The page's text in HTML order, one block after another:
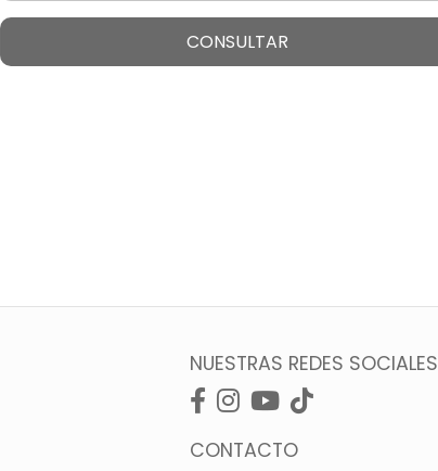
CONSULTAR
NUESTRAS REDES SOCIALES
CONTACTO